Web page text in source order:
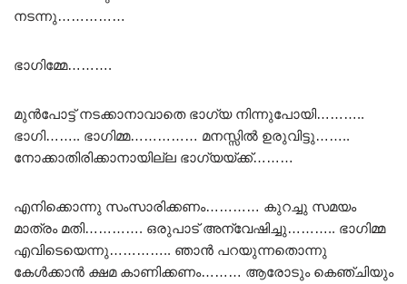
നടന്നു……………
ഭാഗിമ്മേ……….
മുൻപോട്ട് നടക്കാനാവാതെ ഭാഗ്യ നിന്നുപോയി………..
ഭാഗി…….. ഭാഗിമ്മ…………… മനസ്സിൽ ഉരുവിട്ടു……..
നോക്കാതിരിക്കാനായില്ല ഭാഗ്യയ്ക്ക്………
എനിക്കൊന്നു സംസാരിക്കണം………… കുറച്ചു സമയം
മാത്രം മതി…………. ഒരുപാട് അന്വേഷിച്ചു……….. ഭാഗിമ്മ
എവിടെയെന്നു………….. ഞാൻ പറയുന്നതൊന്നു
കേൾക്കാൻ ക്ഷമ കാണിക്കണം……… ആരോടും കെഞ്ചിയും